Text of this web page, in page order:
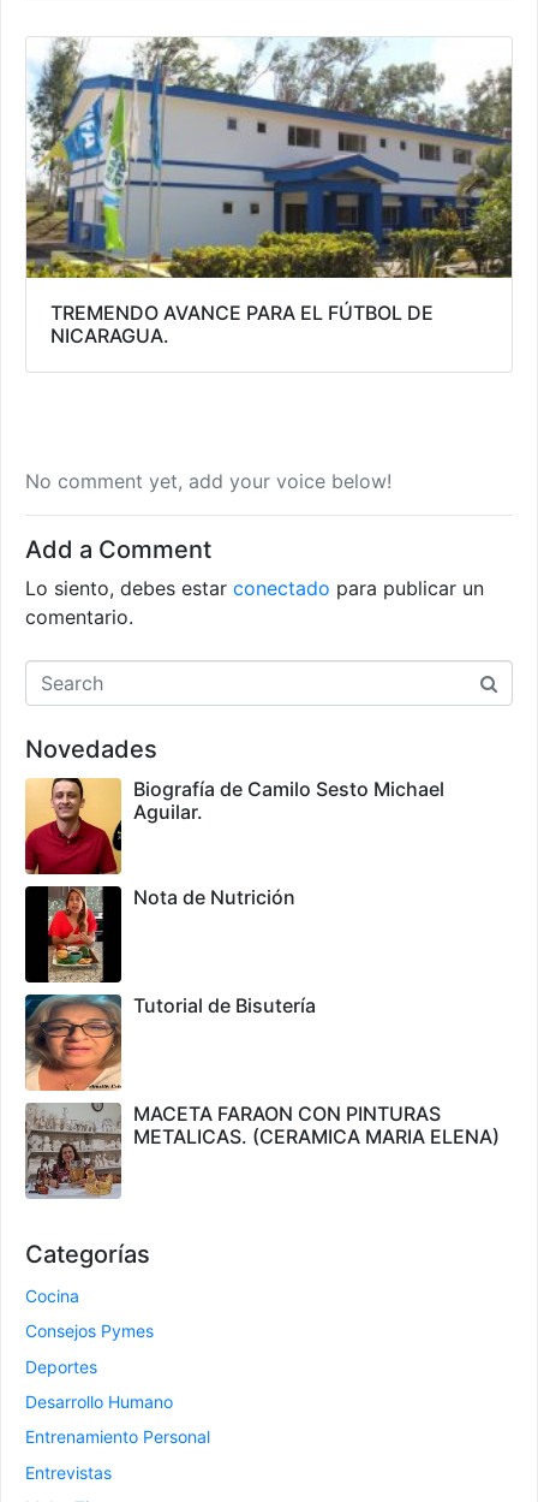
TREMENDO AVANCE PARA EL FÚTBOL DE
NICARAGUA.
No comment yet, add your voice below!
Add a Comment
Lo siento, debes estar conectado para publicar un
comentario.
Novedades
Biografía de Camilo Sesto Michael
Aguilar.
Nota de Nutrición
Tutorial de Bisutería
MACETA FARAON CON PINTURAS
METALICAS. (CERAMICA MARIA ELENA)
Categorías
Cocina
Consejos Pymes
Deportes
Desarrollo Humano
Entrenamiento Personal
Entrevistas